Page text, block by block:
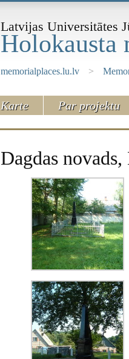
Latvijas Universitātes
Holokausta
memorialplaces.lu.lv >
Karte Par projektu
Dagdas